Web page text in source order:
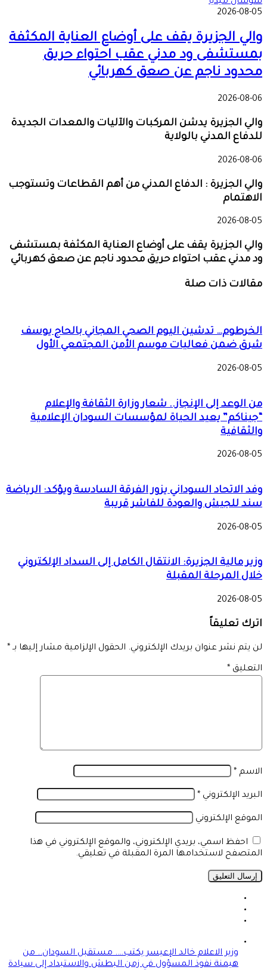
2026-08-05
والي الجزيرة يقف على أوضاع العناية المكثفة
بمستشفى ود مدني عقب احتواء حريق
محدود ناجم عن صعق كهربائي
2026-08-06
والي الجزيرة يدشن المركبات والآليات والمعدات الجديدة
للدفاع المدني بالولاية
2026-08-06
والي الجزيرة : الدفاع المدني من أهم القطاعات وتستوجب
الاهتمام
2026-08-05
والي الجزيرة يقف على أوضاع العناية المكثفة بمستشفى
ود مدني عقب احتواء حريق محدود ناجم عن صعق كهربائي
مقالات ذات صلة
الخرطوم… تدشين اليوم الصحي المجاني بالحاج يوسف
شرق ضمن فعاليات موسم الأمن المجتمعي الأول
2026-08-05
من الوعد إلى الإنجاز.. شعار وزارة الثقافة والإعلام
“جيناكم” يعيد الحياة لمؤسسات السودان الإعلامية
والثقافية
2026-08-05
وفد الاتحاد السوداني يزور الفرقة السادسة ويؤكد: الرياضة
سند للجيش والعودة للفاشر قريبة
2026-08-05
وزير مالية الجزيرة: الانتقال الكامل إلى السداد الإلكتروني
خلال المرحلة المقبلة
2026-08-05
اترك تعليقاً
لن يتم نشر عنوان بريدك الإلكتروني. الحقول الإلزامية مشار إليها بـ *
التعليق *
الاسم *
البريد الإلكتروني *
الموقع الإلكتروني
احفظ اسمي، بريدي الإلكتروني، والموقع الإلكتروني في هذا
المتصفح لاستخدامها المرة المقبلة في تعليقي.
وزير الاعلام خالد الإعيسر يكتب…. مستقبل السودان.. من
هيمنة نفوذ المسؤول في زمن البطش والاستبداد إلى سيادة